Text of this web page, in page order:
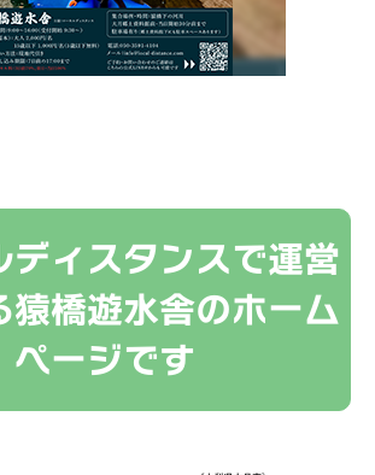
ディスタンスで運営
猿橋遊水舎のホーム
ページです